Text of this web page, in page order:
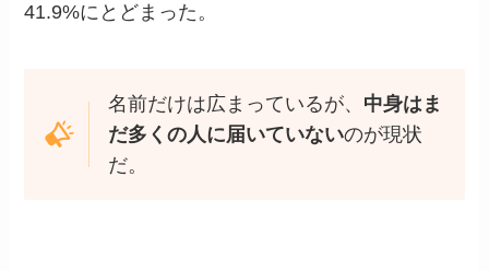
41.9%にとどまった。
名前だけは広まっているが、 中身はま
だ多くの人に届いていないのが現状
だ。